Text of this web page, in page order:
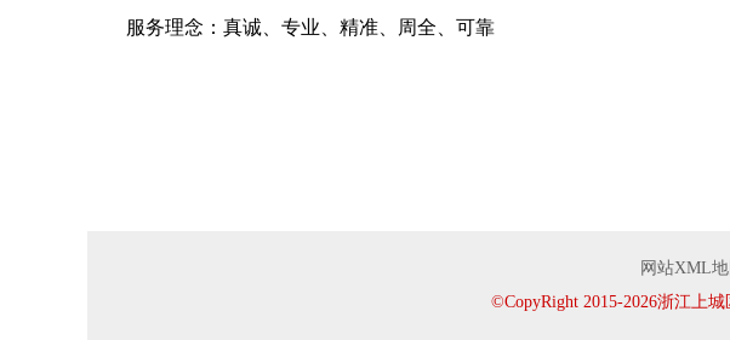
服务理念：真诚、专业、精准、周全、可靠
网站XML地
©CopyRight 2015-2026浙江上